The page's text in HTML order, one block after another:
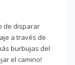
de disparar
a través de
burbujas del
el camino!